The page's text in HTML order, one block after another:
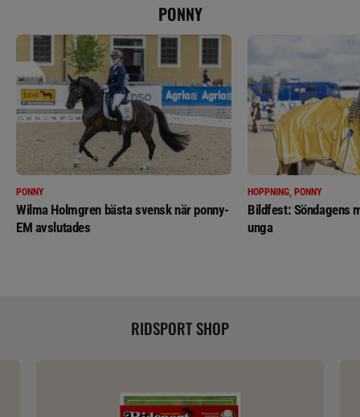
PONNY
PONNY
Wilma Holmgren bästa svensk när ponny-
EM avslutades
HOPPNING, PONNY
Bildfest: Söndagens
unga
RIDSPORT SHOP